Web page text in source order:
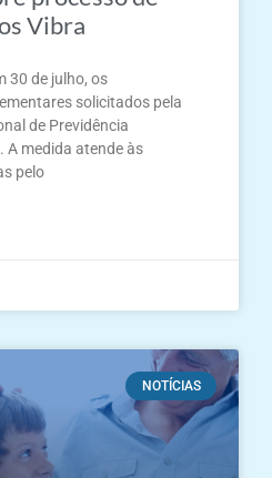
Vibra
30 de julho, os
solicitados pela
de Previdência
A medida atende às
pelo
NOTÍCIAS